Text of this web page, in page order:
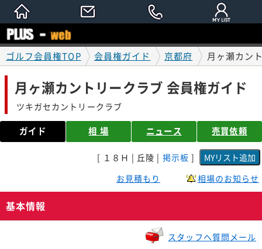
ゴルフ会員権TOP 会員権ガイド 京都府 月ヶ瀬カン
月ヶ瀬カントリークラブ 会員権ガイド
ツキガセカントリークラブ
ガイド 相 場 ニュース 売買依頼
[ １８Ｈ | 丘陵 | 掲示板 ]
お見積もり
相場のお知らせ
基本情報
スタッフへ質問メール